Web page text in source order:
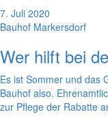
7. Juli 2020
Bauhof Markersdorf
Wer hilft bei
Es ist Sommer und das
Bauhof also.
zur Pflege der Rabatte